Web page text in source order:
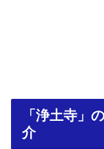
「浄土寺」
介